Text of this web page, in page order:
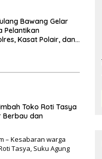
Bawang Gelar
Pelantikan
Kasat Polair, dan
Toko Roti Tasya
Berbau dan
– Kesabaran warga
Tasya, Suku Agung